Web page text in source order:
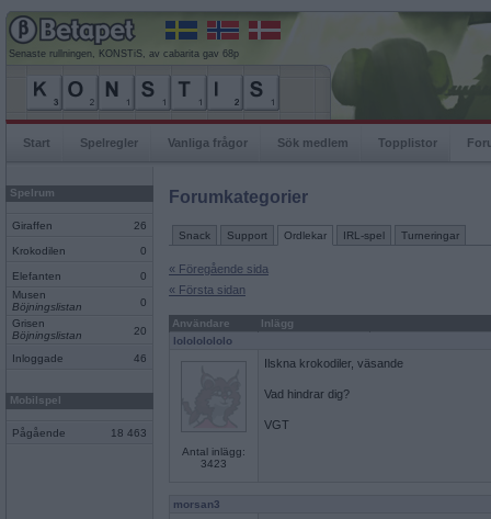
Senaste rullningen, KONSTiS, av cabarita gav 68p
Start Spelregler Vanliga frågor Sök medlem Topplistor
Spelrum
Giraffen 26
Krokodilen 0
Elefanten
0
Musen
Böjningslistan
0
Grisen
Böjningslistan
20
Inloggade 46
Mobilspel
Pågående 18 463
Forumkategorier
Snack Support Ordlekar IRL-spel Turneringar
« Föregående sida
« Första sidan
Användare
Inlägg
lolololololo
Antal inlägg:
3423
Ilskna krokodiler, väsande
Vad hindrar dig?
VGT
morsan3